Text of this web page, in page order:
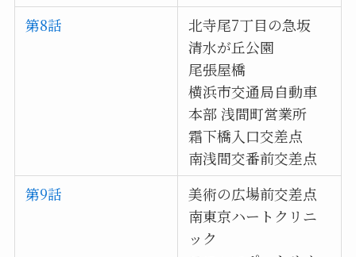
第8話
北寺尾7丁目の急坂
清水が丘公園
尾張屋橋
横浜市交通局自動車
本部 浅間町営業所
霜下橋入口交差点
南浅間交番前交差点
第9話
美術の広場前交差点
南東京ハートクリニ
ック